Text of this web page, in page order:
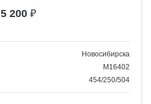
5 200 ₽
Новосибирска
M16402
454/250/504